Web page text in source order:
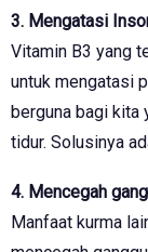
3. Mengatasi
Vitamin B3 yang
untuk mengatasi
berguna bagi kita
tidur. Solusinya
4. Mencegah
Manfaat kurma